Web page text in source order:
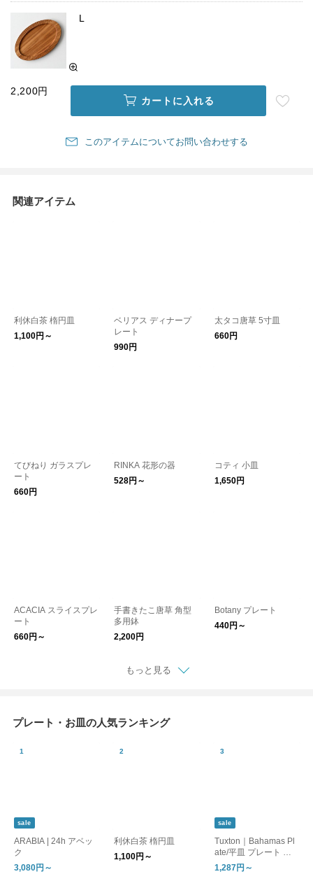
L
2,200円
カートに入れる
このアイテムについてお問い合わせする
関連アイテム
利休白茶 楕円皿
1,100円～
ベリアス ディナープ
レート
990円
太タコ唐草 5寸皿
660円
てびねり ガラスプレ
ート
660円
RINKA 花形の器
528円～
コティ 小皿
1,650円
ACACIA スライスプレ
ート
660円～
手書きたこ唐草 角型
多用鉢
2,200円
Botany プレート
440円～
もっと見る
プレート・お皿の人気ランキング
sale
ARABIA | 24h アベッ
ク
3,080円～
利休白茶 楕円皿
1,100円～
sale
Tuxton｜Bahamas Pl
ate/平皿 プレート ダ
イナーウェア
1,287円～